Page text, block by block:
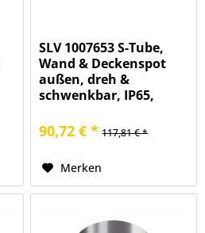
SLV 1007653 S-Tube,
Wand & Deckenspot
außen, dreh &
schwenkbar, IP65,
90,72 € * 117,81 € *
Merken